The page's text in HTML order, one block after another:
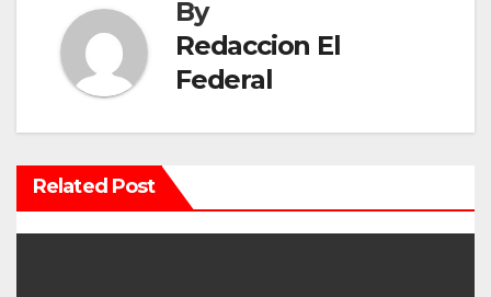
c
ó
n
d
By
Redaccion El
Federal
Related Post